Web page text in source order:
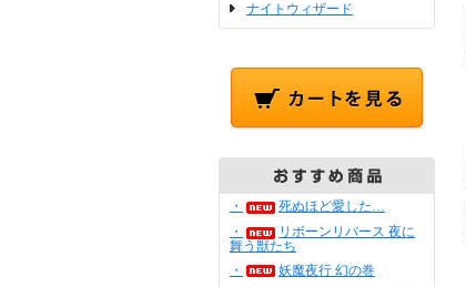
ナイトウィザード
・
死ぬほど愛した…
・
リボーンリバース 夜に
舞う獣たち
・
妖魔夜行 幻の巻